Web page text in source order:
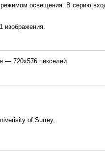
освещения. В серию
изображения.
— 720x576 пикселей.
of Surrey,